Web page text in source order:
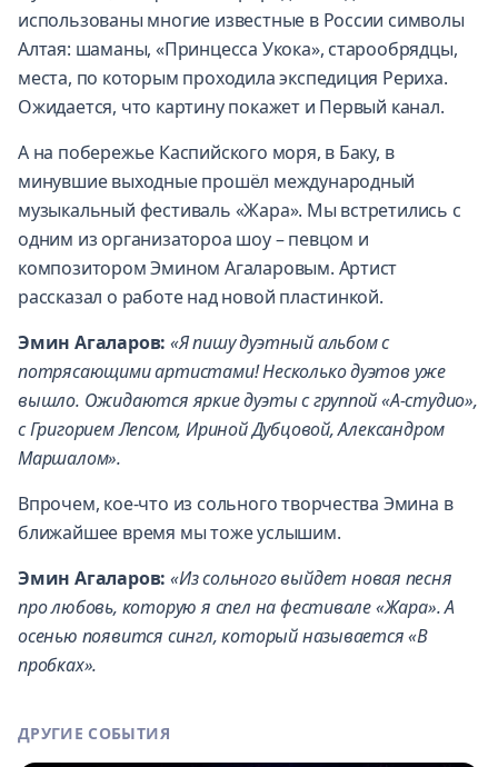
использованы многие известные в России символы
Алтая: шаманы, «Принцесса Укока», старообрядцы,
места, по которым проходила экспедиция Рериха.
Ожидается, что картину покажет и Первый канал.
А на побережье Каспийского моря, в Баку, в
минувшие выходные прошёл международный
музыкальный фестиваль «Жара». Мы встретились с
одним из организатороа шоу – певцом и
композитором Эмином Агаларовым. Артист
рассказал о работе над новой пластинкой.
Эмин Агаларов: «Я пишу дуэтный альбом с
потрясающими артистами! Несколько дуэтов уже
вышло. Ожидаются яркие дуэты с группой «А-студио»,
с Григорием Лепсом, Ириной Дубцовой, Александром
Маршалом».
Впрочем, кое-что из сольного творчества Эмина в
ближайшее время мы тоже услышим.
Эмин Агаларов: «Из сольного выйдет новая песня
про любовь, которую я спел на фестивале «Жара». А
осенью появится сингл, который называется «В
пробках».
ДРУГИЕ СОБЫТИЯ